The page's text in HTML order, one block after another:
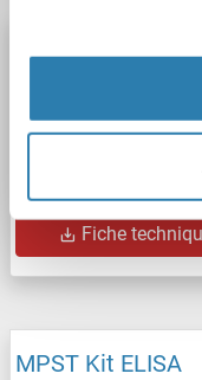
MPST Kit ELISA
Reactivité:
0.156 ng/mL - 10 ng/
Fiche
MPST Kit ELISA